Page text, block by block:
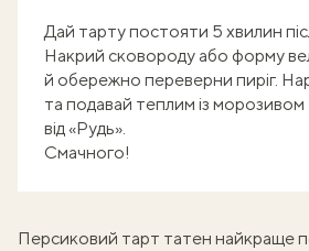
Дай тарту постояти 5 хвилин
Накрий сковороду або форму
й обережно переверни пиріг.
та подавай теплим із
від «Рудь».
Смачного!
Персиковий тарт татен найкраще